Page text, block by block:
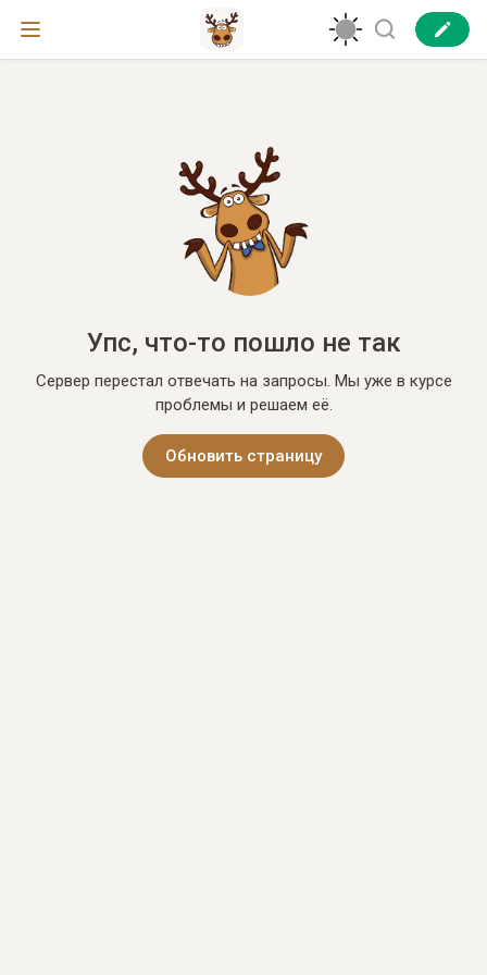
Упс, что-то пошло не так
Сервер перестал отвечать на запросы. Мы уже в курсе
проблемы и решаем её.
Обновить страницу